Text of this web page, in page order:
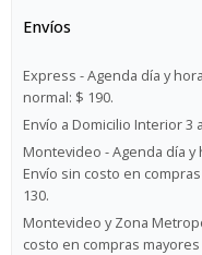
Envíos
Express - Agenda día y
normal: $ 190.
Envío a Domicilio Interior 3
Montevideo - Agenda día
Envío sin costo en
130.
Montevideo y Zona
costo en compras